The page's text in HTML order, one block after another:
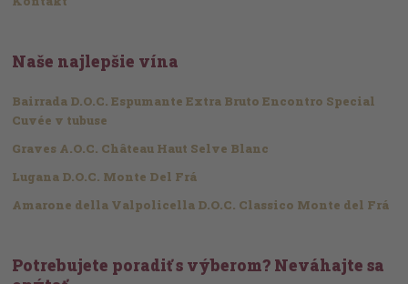
Naše najlepšie vína
Bairrada D.O.C. Espumante Extra Bruto Encontro Special
Cuvée v tubuse
Graves A.O.C. Château Haut Selve Blanc
Lugana D.O.C. Monte Del Frá
Amarone della Valpolicella D.O.C. Classico Monte del Frá
Potrebujete poradiť s výberom? Neváhajte sa